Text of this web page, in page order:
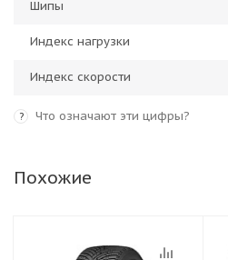
Шипы
Индекс нагрузки
Индекс скорости
? Что означают эти цифры?
Похожие